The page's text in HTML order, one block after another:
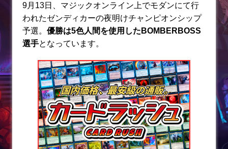
itt
er
e
e
n
a
c
e
o
o
k
9月13日、マジックオンライン上でモダンにて行
われたゼンディカーの夜明けチャンピオンシップ
予選。 優勝は5色人間を使用したBOMBERBOSS
選手となっています。